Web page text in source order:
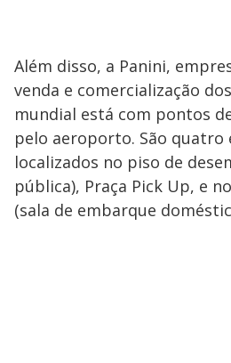
Além disso, a Panini,
venda e comercialização
mundial está com pontos
pelo aeroporto. São quatro
localizados no piso de
pública), Praça Pick Up, e
(sala de embarque